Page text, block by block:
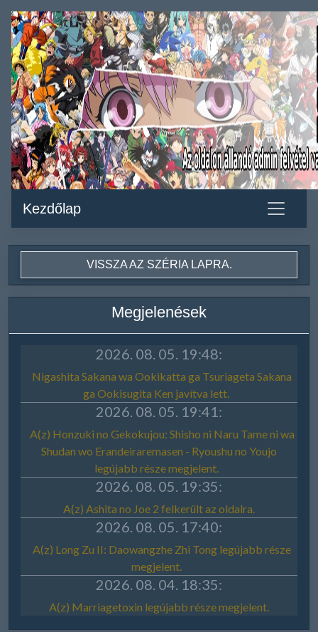
Kezdőlap
VISSZA AZ SZÉRIA LAPRA.
Megjelenések